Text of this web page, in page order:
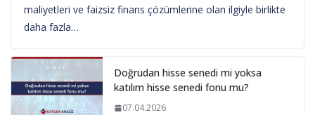
maliyetleri ve faizsiz finans çözümlerine olan ilgiyle birlikte
daha fazla…
Doğrudan hisse senedi mi yoksa
katılım hisse senedi fonu mu?
07.04.2026